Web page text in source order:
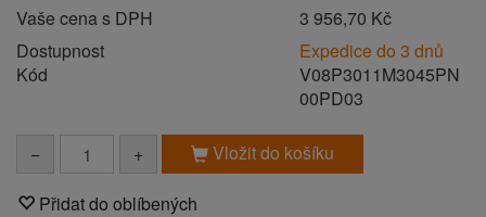
Vaše cena s DPH
3 956,70 Kč
Dostupnost
Expedice do 3 dnů
Kód
V08P3011M3045PN
00PD03
− + Vložit do košíku
Přidat do oblíbených